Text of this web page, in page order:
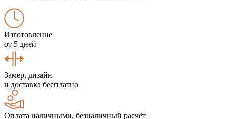
Изготовление
от 5 дней
Замер, дизайн
и доставка бесплатно
Оплата наличными, безналичный расчёт